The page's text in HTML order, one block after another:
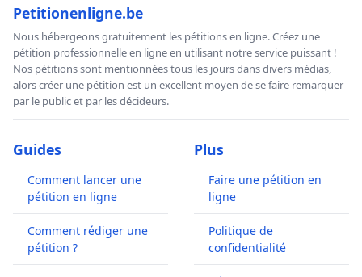
Petitionenligne.be
Nous hébergeons gratuitement les pétitions en ligne. Créez une
pétition professionnelle en ligne en utilisant notre service puissant !
Nos pétitions sont mentionnées tous les jours dans divers médias,
alors créer une pétition est un excellent moyen de se faire remarquer
par le public et par les décideurs.
Guides
Comment lancer une
pétition en ligne
Comment rédiger une
pétition ?
Plus
Faire une pétition en
ligne
Politique de
confidentialité